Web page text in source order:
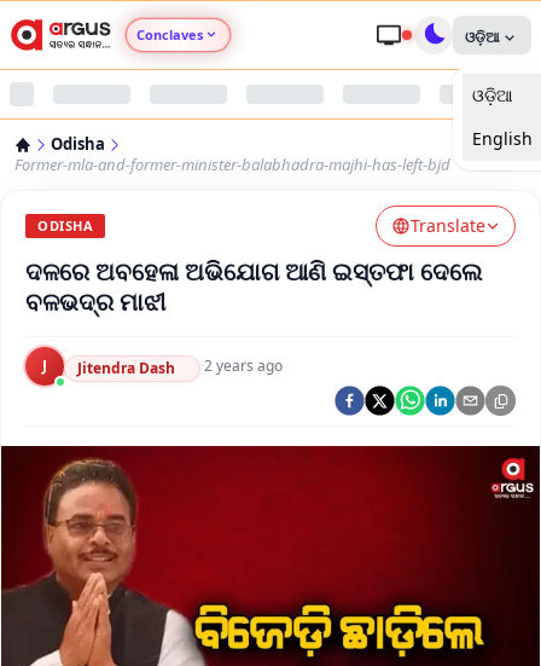
Conclaves
Argus Nari Shakti
Argus Swaad Odisha
Argus Chalo Dekhein Apna Desh
ଓଡ଼ିଆ
ଓଡ଼ିଆ
English
Odisha
Former-mla-and-former-minister-balabhadra-majhi-has-left-bjd
ODISHA Translate
ଦଳରେ ଅବହେଳା ଅଭିଯୋଗ ଆଣି ଇସ୍ତଫା ଦେଲେ
ବଳଭଦ୍ର ମାଝୀ
J Jitendra Dash ·2 years ago